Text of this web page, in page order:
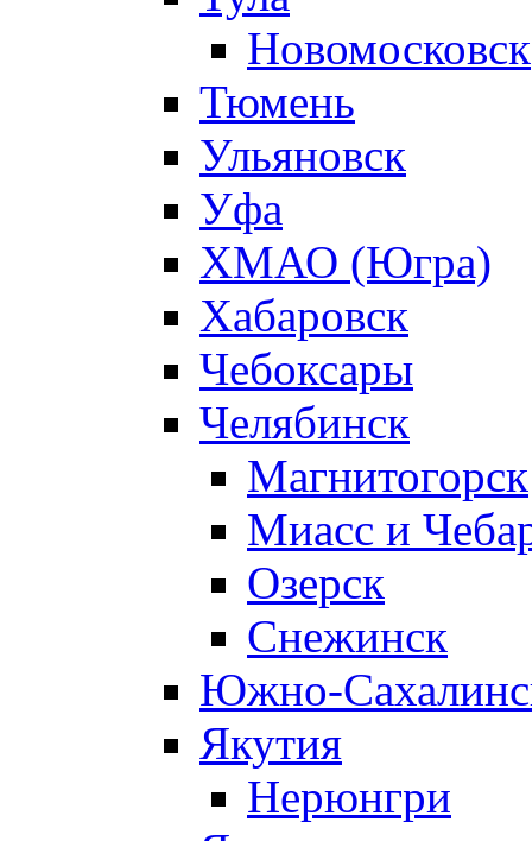
Новомосковск
Тюмень
Ульяновск
Уфа
ХМАО (Югра)
Хабаровск
Чебоксары
Челябинск
Магнитогорск
Миасс и
Озерск
Снежинск
Южно-
Якутия
Нерюнгри